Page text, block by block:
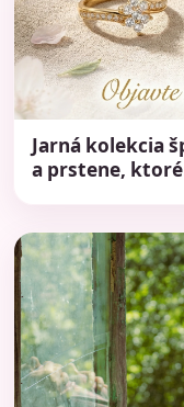
Jarná kolekcia
a prstene,